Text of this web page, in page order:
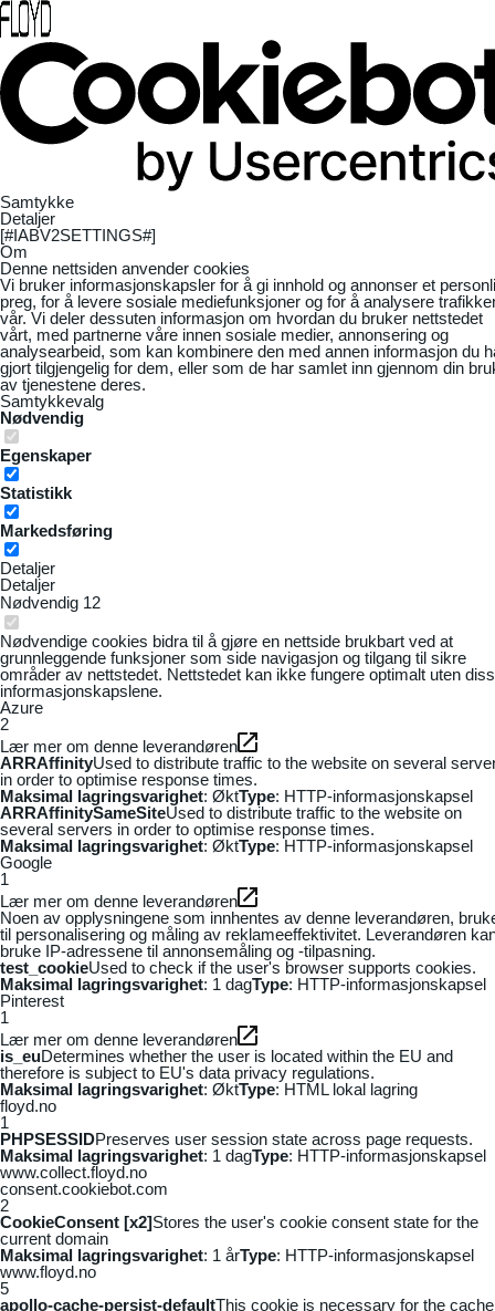
Samtykke
Detaljer
[#IABV2SETTINGS#]
Om
Denne nettsiden anvender cookies
Vi bruker informasjonskapsler for å gi innhold og annonser et
preg, for å levere sosiale mediefunksjoner og for å analysere
vår. Vi deler dessuten informasjon om hvordan du bruker nettstedet
vårt, med partnerne våre innen sosiale medier, annonsering og
analysearbeid, som kan kombinere den med annen informasjon du
gjort tilgjengelig for dem, eller som de har samlet inn gjennom din
av tjenestene deres.
Samtykkevalg
Nødvendig
Egenskaper
Statistikk
Markedsføring
Detaljer
Detaljer
Nødvendig 12
Nødvendige cookies bidra til å gjøre en nettside brukbart ved at
grunnleggende funksjoner som side navigasjon og tilgang til sikre
områder av nettstedet. Nettstedet kan ikke fungere optimalt uten
informasjonskapslene.
Azure
2
Lær mer om denne leverandøren
ARRAffinityUsed to distribute traffic to the website on several
in order to optimise response times.
Maksimal lagringsvarighet: ØktType: HTTP-informasjonskapsel
ARRAffinitySameSiteUsed to distribute traffic to the website on
several servers in order to optimise response times.
Maksimal lagringsvarighet: ØktType: HTTP-informasjonskapsel
Google
1
Lær mer om denne leverandøren
Noen av opplysningene som innhentes av denne leverandøren,
til personalisering og måling av reklameeffektivitet. Leverandøren
bruke IP-adressene til annonsemåling og -tilpasning.
test_cookieUsed to check if the user's browser supports cookies.
Maksimal lagringsvarighet: 1 dagType: HTTP-informasjonskapsel
Pinterest
1
Lær mer om denne leverandøren
is_euDetermines whether the user is located within the EU and
therefore is subject to EU's data privacy regulations.
Maksimal lagringsvarighet: ØktType: HTML lokal lagring
floyd.no
1
PHPSESSIDPreserves user session state across page requests.
Maksimal lagringsvarighet: 1 dagType: HTTP-informasjonskapsel
www.collect.floyd.no
consent.cookiebot.com
2
CookieConsent [x2]Stores the user's cookie consent state for the
current domain
Maksimal lagringsvarighet: 1 årType: HTTP-informasjonskapsel
www.floyd.no
5
apollo-cache-persist-defaultThis cookie is necessary for the cache